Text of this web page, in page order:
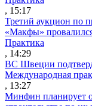
, 15:17
Третий аукцион по
«Макфы»
Практика
, 14:29
ВС Швеции
Международная
, 13:27
Минфин планирует